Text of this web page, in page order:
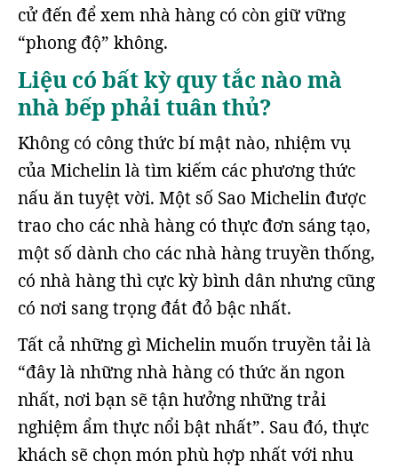
cử đến để xem nhà hàng có còn giữ vững
“phong độ” không.
Liệu có bất kỳ quy tắc nào mà
nhà bếp phải tuân thủ?
Không có công thức bí mật nào, nhiệm vụ
của Michelin là tìm kiếm các phương thức
nấu ăn tuyệt vời. Một số Sao Michelin được
trao cho các nhà hàng có thực đơn sáng tạo,
một số dành cho các nhà hàng truyền thống,
có nhà hàng thì cực kỳ bình dân nhưng cũng
có nơi sang trọng đắt đỏ bậc nhất.
Tất cả những gì Michelin muốn truyền tải là
“đây là những nhà hàng có thức ăn ngon
nhất, nơi bạn sẽ tận hưởng những trải
nghiệm ẩm thực nổi bật nhất”. Sau đó, thực
khách sẽ chọn món phù hợp nhất với nhu